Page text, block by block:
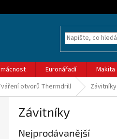
Euronářadí Makita
otvorů Thermdrill Závitníky
Závitníky
Nejprodávanější